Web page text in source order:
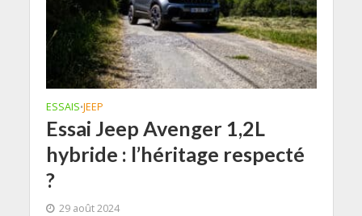
ESSAIS•JEEP
Essai Jeep Avenger 1,2L
hybride : l’héritage respecté
?
29 août 2024